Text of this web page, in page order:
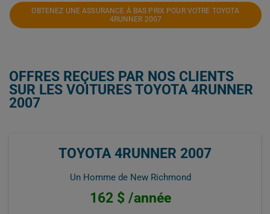
OBTENEZ UNE ASSURANCE À BAS PRIX POUR VOTRE TOYOTA
4RUNNER 2007
OFFRES REÇUES PAR NOS CLIENTS
SUR LES VOITURES TOYOTA 4RUNNER
2007
TOYOTA 4RUNNER 2007
Un Homme de New Richmond
162 $ /année